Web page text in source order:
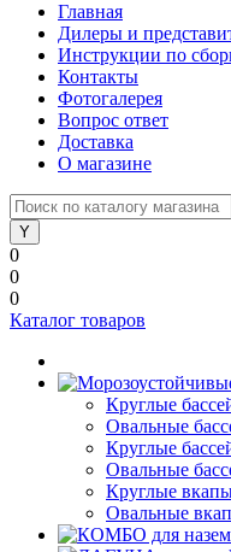
Главная
Дилеры и
Инструкции по
Контакты
Фотогалерея
Вопрос ответ
Доставка
О магазине
0
0
0
Каталог товаров
Круглые
Овальные
Круглые
Овальные
Круглые
Овальные